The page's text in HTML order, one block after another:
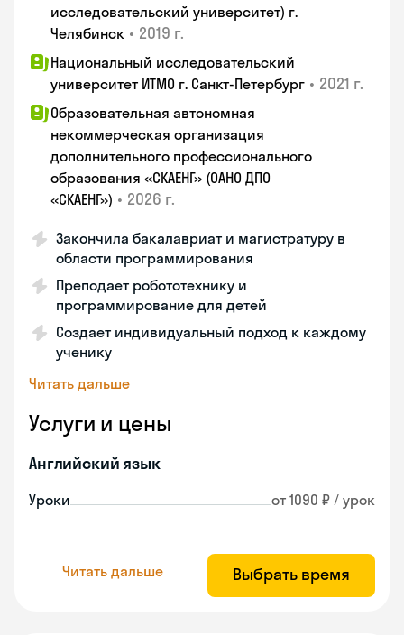
исследовательский университет) г.
Челябинск • 2019 г.
Национальный исследовательский
университет ИТМО г. Санкт-Петербург • 2021 г.
Образовательная автономная
некоммерческая организация
дополнительного профессионального
образования «СКАЕНГ» (ОАНО ДПО
«СКАЕНГ») • 2026 г.
Закончила бакалавриат и магистратуру в
области программирования
Преподает робототехнику и
программирование для детей
Создает индивидуальный подход к каждому
ученику
Читать дальше
Услуги и цены
Английский язык
Уроки от 1090 ₽ / урок
Читать дальше Выбрать время